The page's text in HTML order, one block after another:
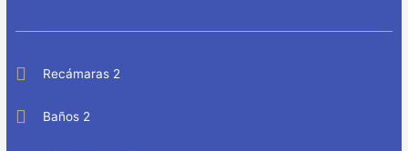
Recámaras 2
Baños 2